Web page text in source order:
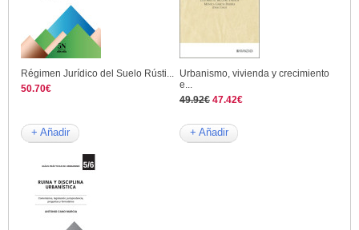
Régimen Jurídico del Suelo Rústi...
50.70€
+ Añadir
Urbanismo, vivienda y crecimiento
e...
49.92€ 47.42€
+ Añadir